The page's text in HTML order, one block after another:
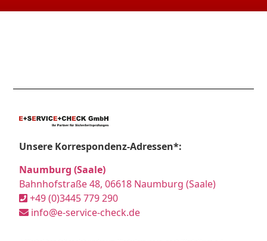
Unsere Korrespondenz-Adressen*:
Naumburg (Saale)
Bahnhofstraße 48, 06618 Naumburg (Saale)
+49 (0)3445 779 290
info@e-service-check.de